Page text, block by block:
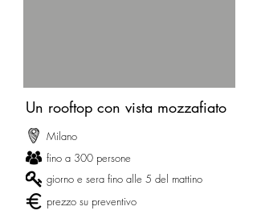
Un rooftop con vista mozzafiato
Milano
fino a 300 persone
giorno e sera fino alle 5 del mattino
prezzo su preventivo